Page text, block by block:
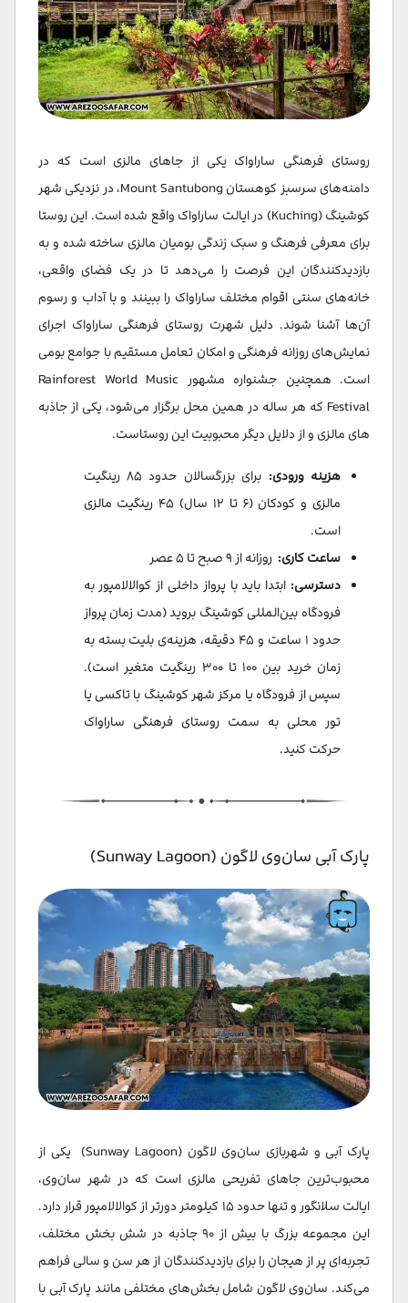
روستای فرهنگی ساراواک یکی از جاهای مالزی است که در
دامنه‌های سرسبز کوهستان Mount Santubong، در نزدیکی شهر
کوشینگ (Kuching) در ایالت ساراواک واقع شده است. این روستا
برای معرفی فرهنگ و سبک زندگی بومیان مالزی ساخته شده و به
بازدیدکنندگان این فرصت را می‌دهد تا در یک فضای واقعی،
خانه‌های سنتی اقوام مختلف ساراواک را ببینند و با آداب و رسوم
آن‌ها آشنا شوند. دلیل شهرت روستای فرهنگی ساراواک اجرای
نمایش‌های روزانه فرهنگی و امکان تعامل مستقیم با جوامع بومی
است. همچنین جشنواره مشهور Rainforest World Music
Festival که هر ساله در همین محل برگزار می‌شود، یکی از جاذبه
های مالزی و از دلایل دیگر محبوبیت این روستاست.
هزینه ورودی:
برای بزرگسالان حدود ۸۵ رینگیت
مالزی و کودکان (۶ تا ۱۲ سال) ۴۵ رینگیت مالزی
است.
ساعت کاری: روزانه از ۹ صبح تا ۵ عصر
دسترسی: ابتدا باید با پرواز داخلی از کوالالامپور به
فرودگاه بین‌المللی کوشینگ بروید (مدت زمان پرواز
حدود ۱ ساعت و ۴۵ دقیقه، هزینه‌ی بلیت بسته به
زمان خرید بین ۱۰۰ تا ۳۰۰ رینگیت متغیر است).
سپس از فرودگاه یا مرکز شهر کوشینگ با تاکسی یا
تور محلی به سمت روستای فرهنگی ساراواک
حرکت کنید.
پارک آبی سان‌وی لاگون (Sunway Lagoon)
پارک آبی و شهربازی سان‌وی لاگون (Sunway Lagoon) یکی از
محبوب‌ترین جاهای تفریحی مالزی است که در شهر سان‌وی،
ایالت سلانگور و تنها حدود ۱۵ کیلومتر دورتر از کوالالامپور قرار دارد.
این مجموعه بزرگ با بیش از ۹۰ جاذبه در شش بخش مختلف،
تجربه‌ای پر از هیجان را برای بازدیدکنندگان از هر سن و سالی فراهم
می‌کند. سان‌وی لاگون شامل بخش‌های مختلفی مانند پارک آبی با